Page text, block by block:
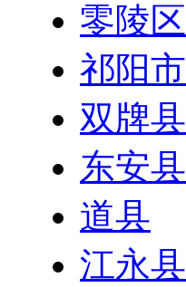
零陵区
祁阳市
双牌县
东安县
道县
江永县